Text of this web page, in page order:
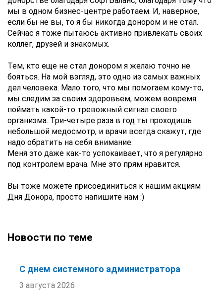
мы в одном бизнес-центре работаем. И, наверное,
если бы не вы, то я бы никогда донором и не стал.
Сейчас я тоже пытаюсь активно привлекать своих
коллег, друзей и знакомых.
Тем, кто еще не стал донором я желаю точно не
бояться. На мой взгляд, это одно из самых важных
дел человека. Мало того, что мы помогаем кому-то,
мы следим за своим здоровьем, можем вовремя
поймать какой-то тревожный сигнал своего
организма. Три-четыре раза в год ты проходишь
небольшой медосмотр, и врачи всегда скажут, где
надо обратить на себя внимание.
Меня это даже как-то успокаивает, что я регулярно
под контролем врача. Мне это прям нравится.
Вы тоже можете присоединиться к нашим акциям
Дня Донора, просто напишите нам :)
Новости по теме
С днем системного администратора
3 августа 2026